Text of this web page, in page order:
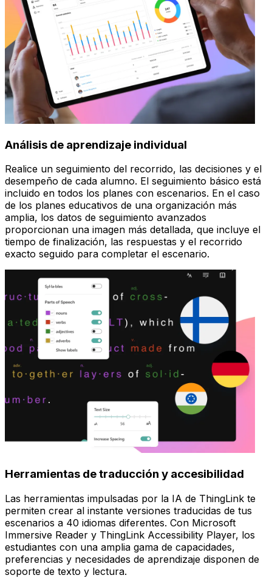
Análisis de aprendizaje individual
Realice un seguimiento del recorrido, las decisiones y el
desempeño de cada alumno. El seguimiento básico está
incluido en todos los planes con escenarios. En el caso
de los planes educativos de una organización más
amplia, los datos de seguimiento avanzados
proporcionan una imagen más detallada, que incluye el
tiempo de finalización, las respuestas y el recorrido
exacto seguido para completar el escenario.
Herramientas de traducción y accesibilidad
Las herramientas impulsadas por la IA de ThingLink te
permiten crear al instante versiones traducidas de tus
escenarios a 40 idiomas diferentes. Con Microsoft
Immersive Reader y ThingLink Accessibility Player, los
estudiantes con una amplia gama de capacidades,
preferencias y necesidades de aprendizaje disponen de
soporte de texto y lectura.